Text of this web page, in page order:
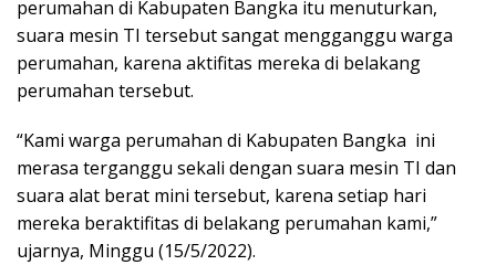
perumahan di Kabupaten Bangka itu menuturkan,
suara mesin TI tersebut sangat mengganggu warga
perumahan, karena aktifitas mereka di belakang
perumahan tersebut.
“Kami warga perumahan di Kabupaten Bangka ini
merasa terganggu sekali dengan suara mesin TI dan
suara alat berat mini tersebut, karena setiap hari
mereka beraktifitas di belakang perumahan kami,”
ujarnya, Minggu (15/5/2022).